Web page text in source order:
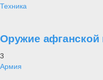
Техника
Оружие
3
Армия